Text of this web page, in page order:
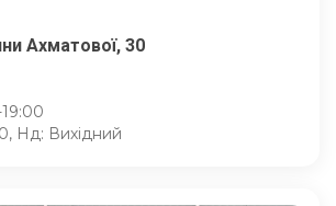
Ахматової, 30
Нд: Вихідний